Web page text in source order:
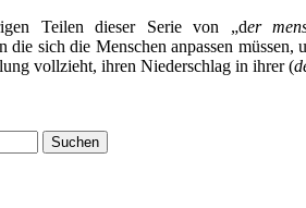
Teilen dieser Serie von „der
die sich die Menschen anpassen
vollzieht, ihren Niederschlag in ihrer (